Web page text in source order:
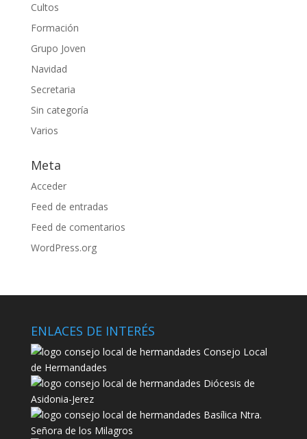
Cultos
Formación
Grupo Joven
Navidad
Secretaria
Sin categoría
Varios
Meta
Acceder
Feed de entradas
Feed de comentarios
WordPress.org
ENLACES DE INTERÉS
Consejo Local
de Hermandades
Diócesis de
Asidonia-Jerez
Basílica Ntra.
Señora de los Milagros